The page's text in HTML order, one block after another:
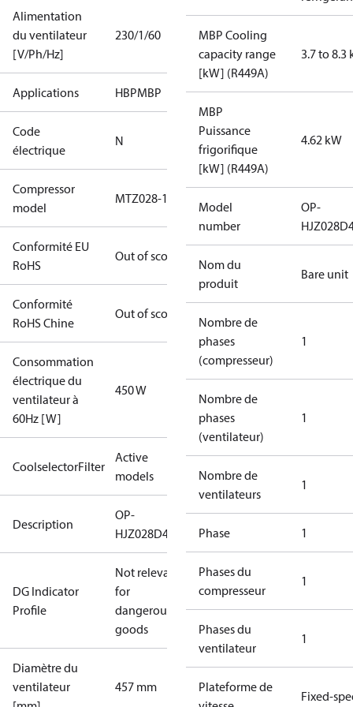
Alimentation
du ventilateur
[V/Ph/Hz]
230/1/60
Applications HBPMBP
Code
électrique
N
Compressor
model
MTZ028-1
Conformité EU
RoHS
Out of scope
Conformité
RoHS Chine
Out of scope
Consommation
électrique du
ventilateur à
60Hz [W]
450 W
CoolselectorFilter
Active
models
Description
OP-
HJZ028D40N
DG Indicator
Profile
Not relevant
for
dangerous
goods
Diamètre du
ventilateur
457 mm
MBP Cooling
capacity range
[kW] (R449A)
3.7 to 8.3
MBP
Puissance
frigorifique
[kW] (R449A)
4.62 kW
Model
number
OP-
Nom du
produit
Bare unit
Nombre de
phases
(compresseur)
1
Nombre de
phases
(ventilateur)
1
Nombre de
ventilateurs
1
Phase 1
Phases du
compresseur
1
Phases du
ventilateur
1
Plateforme de
Fixed-